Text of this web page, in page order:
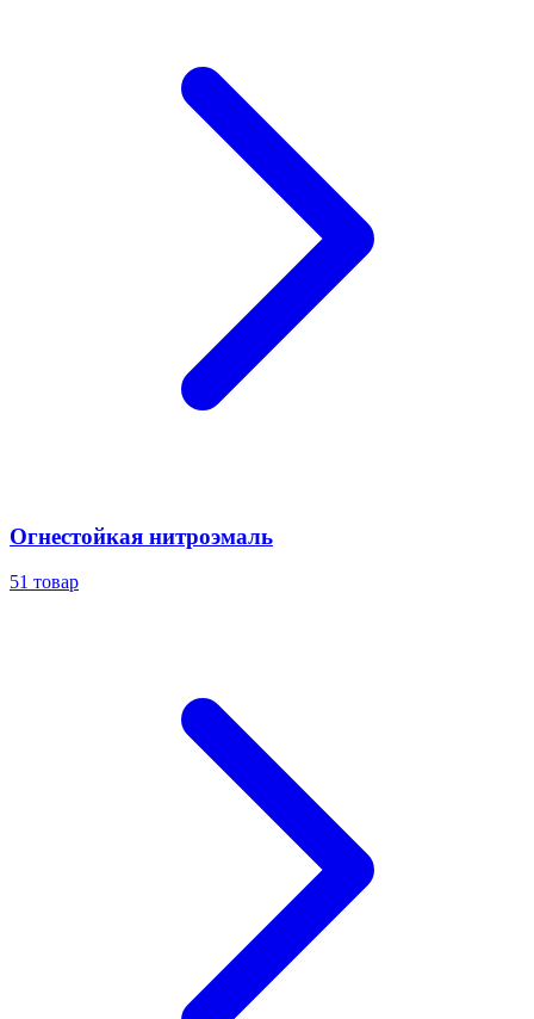
Огнестойкая нитроэмаль
51 товар